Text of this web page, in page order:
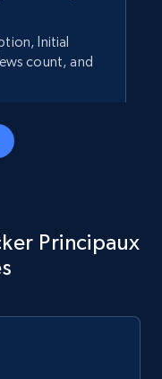
Initial
count, and
Commencer
Initial
Principaux